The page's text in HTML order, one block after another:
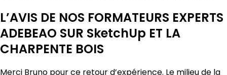
L’AVIS DE NOS FORMATEURS EXPERTS
ADEBEAO SUR SketchUp ET LA
CHARPENTE BOIS
Merci Bruno pour ce retour d’expérience. Le milieu de la